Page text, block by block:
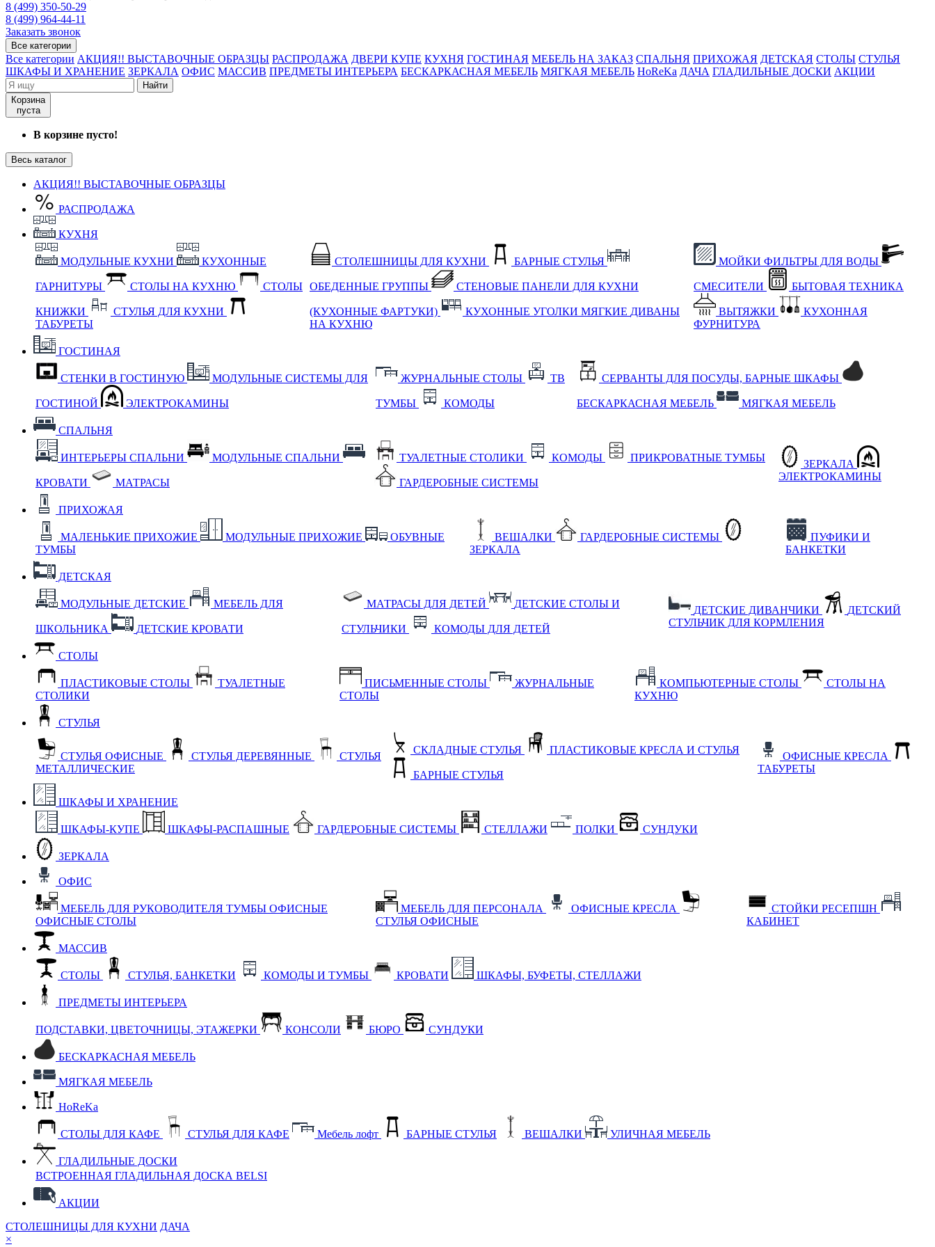
8 (499) 350-50-29
8 (499) 964-44-11
Заказать звонок
Все категории
Все категории АКЦИЯ!! ВЫСТАВОЧНЫЕ ОБРАЗЦЫ РАСПРОДАЖА ДВЕРИ КУПЕ КУХНЯ ГОСТИНАЯ МЕБЕЛЬ НА ЗАКАЗ СПАЛЬНЯ ПРИХОЖАЯ ДЕТСКАЯ СТОЛЫ СТУЛЬЯ
ШКАФЫ И ХРАНЕНИЕ ЗЕРКАЛА ОФИС МАССИВ ПРЕДМЕТЫ ИНТЕРЬЕРА БЕСКАРКАСНАЯ МЕБЕЛЬ МЯГКАЯ МЕБЕЛЬ HoReKa ДАЧА ГЛАДИЛЬНЫЕ ДОСКИ АКЦИИ
Найти
Корзина
пуста
В корзине пусто!
Весь каталог
АКЦИЯ!! ВЫСТАВОЧНЫЕ ОБРАЗЦЫ
РАСПРОДАЖА
КУХНЯ
МОДУЛЬНЫЕ КУХНИ КУХОННЫЕ
ГАРНИТУРЫ СТОЛЫ НА КУХНЮ СТОЛЫ
КНИЖКИ
СТУЛЬЯ ДЛЯ КУХНИ
ТАБУРЕТЫ
СТОЛЕШНИЦЫ ДЛЯ КУХНИ БАРНЫЕ СТУЛЬЯ
ОБЕДЕННЫЕ ГРУППЫ СТЕНОВЫЕ ПАНЕЛИ ДЛЯ КУХНИ
(КУХОННЫЕ ФАРТУКИ) КУХОННЫЕ УГОЛКИ МЯГКИЕ ДИВАНЫ
НА КУХНЮ
МОЙКИ ФИЛЬТРЫ ДЛЯ ВОДЫ
СМЕСИТЕЛИ БЫТОВАЯ ТЕХНИКА
ВЫТЯЖКИ
КУХОННАЯ
ФУРНИТУРА
ГОСТИНАЯ
СТЕНКИ В ГОСТИНУЮ МОДУЛЬНЫЕ СИСТЕМЫ ДЛЯ
ГОСТИНОЙ ЭЛЕКТРОКАМИНЫ
ЖУРНАЛЬНЫЕ СТОЛЫ ТВ
ТУМБЫ КОМОДЫ
СЕРВАНТЫ ДЛЯ ПОСУДЫ, БАРНЫЕ ШКАФЫ
БЕСКАРКАСНАЯ МЕБЕЛЬ МЯГКАЯ МЕБЕЛЬ
СПАЛЬНЯ
ИНТЕРЬЕРЫ СПАЛЬНИ МОДУЛЬНЫЕ СПАЛЬНИ
КРОВАТИ МАТРАСЫ
ТУАЛЕТНЫЕ СТОЛИКИ КОМОДЫ ПРИКРОВАТНЫЕ ТУМБЫ
ГАРДЕРОБНЫЕ СИСТЕМЫ
ЗЕРКАЛА
ЭЛЕКТРОКАМИНЫ
ПРИХОЖАЯ
МАЛЕНЬКИЕ ПРИХОЖИЕ МОДУЛЬНЫЕ ПРИХОЖИЕ
ОБУВНЫЕ
ТУМБЫ
ВЕШАЛКИ
ГАРДЕРОБНЫЕ СИСТЕМЫ
ЗЕРКАЛА
ПУФИКИ И
БАНКЕТКИ
ДЕТСКАЯ
МОДУЛЬНЫЕ ДЕТСКИЕ МЕБЕЛЬ ДЛЯ
ШКОЛЬНИКА ДЕТСКИЕ КРОВАТИ
МАТРАСЫ ДЛЯ ДЕТЕЙ ДЕТСКИЕ СТОЛЫ И
СТУЛЬЧИКИ КОМОДЫ ДЛЯ ДЕТЕЙ
ДЕТСКИЕ ДИВАНЧИКИ
ДЕТСКИЙ
СТУЛЬЧИК ДЛЯ КОРМЛЕНИЯ
СТОЛЫ
ПЛАСТИКОВЫЕ СТОЛЫ
ТУАЛЕТНЫЕ
СТОЛИКИ
ПИСЬМЕННЫЕ СТОЛЫ
ЖУРНАЛЬНЫЕ
СТОЛЫ
КОМПЬЮТЕРНЫЕ СТОЛЫ
СТОЛЫ НА
КУХНЮ
СТУЛЬЯ
СТУЛЬЯ ОФИСНЫЕ СТУЛЬЯ ДЕРЕВЯННЫЕ
СТУЛЬЯ
МЕТАЛЛИЧЕСКИЕ
СКЛАДНЫЕ СТУЛЬЯ ПЛАСТИКОВЫЕ КРЕСЛА И СТУЛЬЯ
БАРНЫЕ СТУЛЬЯ
ОФИСНЫЕ КРЕСЛА
ТАБУРЕТЫ
ШКАФЫ И ХРАНЕНИЕ
ШКАФЫ-КУПЕ ШКАФЫ-РАСПАШНЫЕ ГАРДЕРОБНЫЕ СИСТЕМЫ СТЕЛЛАЖИ ПОЛКИ СУНДУКИ
ЗЕРКАЛА
ОФИС
МЕБЕЛЬ ДЛЯ РУКОВОДИТЕЛЯ ТУМБЫ ОФИСНЫЕ
ОФИСНЫЕ СТОЛЫ
МЕБЕЛЬ ДЛЯ ПЕРСОНАЛА
ОФИСНЫЕ КРЕСЛА
СТУЛЬЯ ОФИСНЫЕ
СТОЙКИ РЕСЕПШН
КАБИНЕТ
МАССИВ
СТОЛЫ СТУЛЬЯ, БАНКЕТКИ КОМОДЫ И ТУМБЫ КРОВАТИ ШКАФЫ, БУФЕТЫ, СТЕЛЛАЖИ
ПРЕДМЕТЫ ИНТЕРЬЕРА
ПОДСТАВКИ, ЦВЕТОЧНИЦЫ, ЭТАЖЕРКИ КОНСОЛИ БЮРО СУНДУКИ
БЕСКАРКАСНАЯ МЕБЕЛЬ
МЯГКАЯ МЕБЕЛЬ
HoReKa
СТОЛЫ ДЛЯ КАФЕ СТУЛЬЯ ДЛЯ КАФЕ Мебель лофт БАРНЫЕ СТУЛЬЯ ВЕШАЛКИ УЛИЧНАЯ МЕБЕЛЬ
ГЛАДИЛЬНЫЕ ДОСКИ
ВСТРОЕННАЯ ГЛАДИЛЬНАЯ ДОСКА BELSI
АКЦИИ
СТОЛЕШНИЦЫ ДЛЯ КУХНИ ДАЧА
×